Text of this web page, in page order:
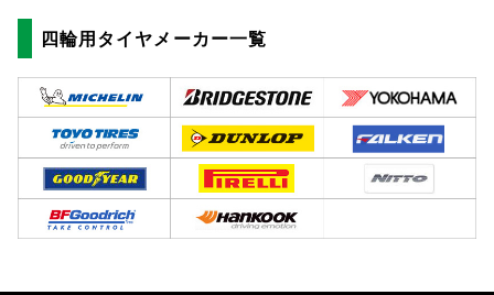
四輪用タイヤメーカー一覧